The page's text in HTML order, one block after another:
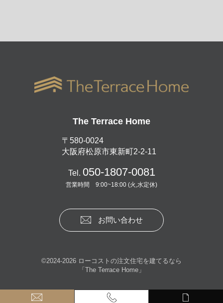
The Terrace Home
〒580-0024
大阪府松原市東新町2-2-11
Tel. 050-1807-0081
営業時間 9:00~18:00 (火,水定休)
お問い合わせ
©2024-2026 ローコストの注文住宅を建てるなら
「 The Terrace Home」